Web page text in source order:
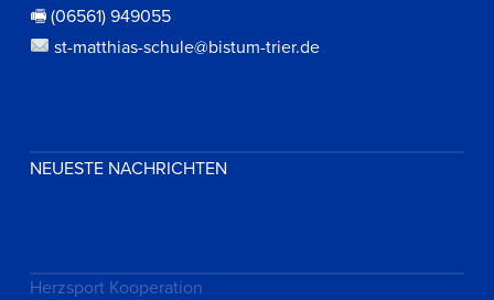
🖷 (06561) 949055
st-matthias-schule@bistum-trier.de
NEUESTE NACHRICHTEN
Herzsport Kooperation